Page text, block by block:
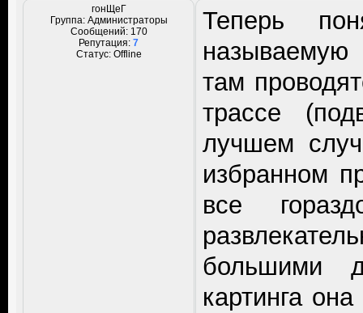
гонЩеГ
Группа: Администраторы
Сообщений: 170
Репутация: 7
Статус: Offline
Теперь
называемую
там
трассе
лучшем
избранном
все
большими
картинга